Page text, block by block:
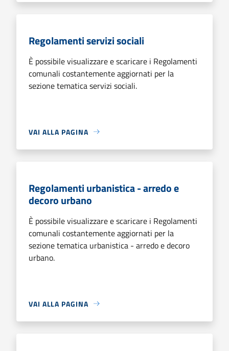
Regolamenti servizi sociali
È possibile visualizzare e scaricare i Regolamenti
comunali costantemente aggiornati per la
sezione tematica servizi sociali.
VAI ALLA PAGINA
Regolamenti urbanistica - arredo e
decoro urbano
È possibile visualizzare e scaricare i Regolamenti
comunali costantemente aggiornati per la
sezione tematica urbanistica - arredo e decoro
urbano.
VAI ALLA PAGINA